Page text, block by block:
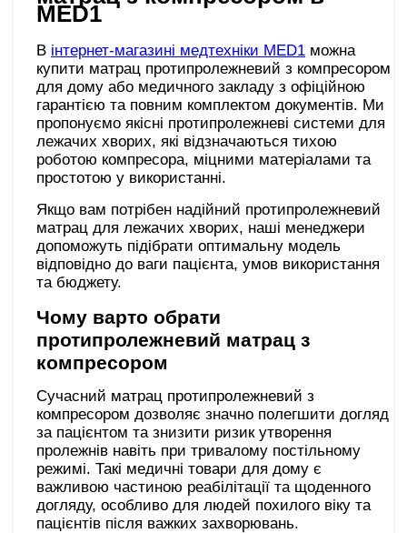
MED1
В інтернет-магазині медтехніки MED1 можна
купити матрац протипролежневий з компресором
для дому або медичного закладу з офіційною
гарантією та повним комплектом документів. Ми
пропонуємо якісні протипролежневі системи для
лежачих хворих, які відзначаються тихою
роботою компресора, міцними матеріалами та
простотою у використанні.
Якщо вам потрібен надійний протипролежневий
матрац для лежачих хворих, наші менеджери
допоможуть підібрати оптимальну модель
відповідно до ваги пацієнта, умов використання
та бюджету.
Чому варто обрати
протипролежневий матрац з
компресором
Сучасний матрац протипролежневий з
компресором дозволяє значно полегшити догляд
за пацієнтом та знизити ризик утворення
пролежнів навіть при тривалому постільному
режимі. Такі медичні товари для дому є
важливою частиною реабілітації та щоденного
догляду, особливо для людей похилого віку та
пацієнтів після важких захворювань.